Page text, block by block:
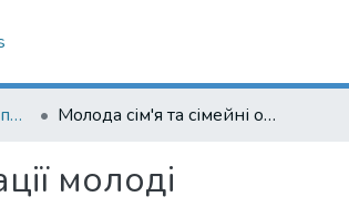
Кафедра психології та педагогіки Молода сім'я та сімейні орієнтації молоді
молоді